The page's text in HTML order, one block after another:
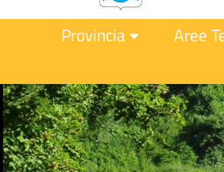
Provincia Aree